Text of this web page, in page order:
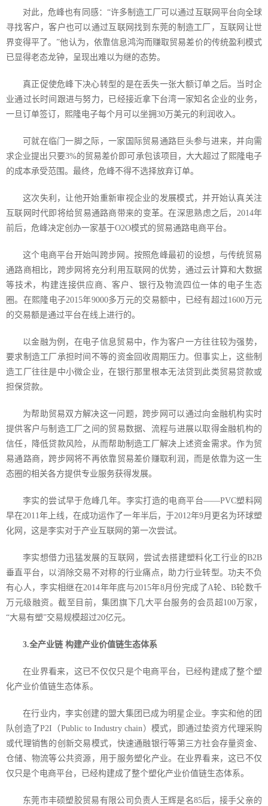
对此，危峰也有同感：“许多制造工厂可以通过互联网平台向全球
寻找客户，客户也可以通过互联网找到东莞的制造工厂，互联网让世
界变得平了。”他认为，依靠信息鸿沟而赚取贸易差价的传统盈利模式
已显得老态龙钟，呈现出难以为继的态势。
真正促使危峰下决心转型的是在丢失一张大额订单之后。当时企
业通过长时间跟进与努力，已经接近拿下台湾一家知名企业的业务，
一旦订单签订，熙隆电子每个月可以坐拥30万美元的利润收入。
可就在临门一脚之际，一家国际贸易通路巨头参与进来，并向需
求企业提出只要3%的贸易差价即可承包该项目，大大超过了熙隆电子
的成本承受范围。最终，危峰不得不选择放弃订单。
这次失利，让他开始重新审视企业的发展模式，并开始认真关注
互联网时代即将给贸易通路商带来的变革。在深思熟虑之后， 2014年
前后，危峰决定创办一家基于O2O模式的贸易通路电商平台。
这个电商平台开始叫跨步网。按照危峰最初的设想，与传统贸易
通路商相比，跨步网将充分利用互联网的优势，通过云计算和大数据
等技术，构建连接供应商、客户、银行及物流四位一体的电子生态
圈。在熙隆电子2015年9000多万元的交易额中，已经有超过1600 万元
的交易额是通过平台在线上进行的。
以金融为例，在电子信息贸易中，作为客户一方往往较为强势，
要求制造工厂承担时间不等的资金回收周期压力。但事实上，这些制
造工厂往往是中小微企业，在银行那里根本无法贷到此类贸易贷款或
担保贷款。
为帮助贸易双方解决这一问题，跨步网可以通过向金融机构实时
提供客户与制造工厂之间的贸易数据、流程与进展以取得金融机构的
信任，降低贷款风险，从而帮助制造工厂解决上述资金需求。作为贸
易通路商，跨步网将不再依靠贸易差价赚取利润，而是依靠为这一生
态圈的相关各方提供专业服务获得发展。
李实的尝试早于危峰几年。李实打造的电商平台——PVC塑料网
早在2011年上线，在成功运作了一年半后，于2012年9月更名为环球塑
化网，这是李实对于产业互联网的第一次尝试。
李实想借力迅猛发展的互联网，尝试去搭建塑料化工行业的B2B
垂直平台，以消除交易不对称的行业痛点，助力行业转型。功夫不负
有心人，李实相继在2014年年底与2015年8月份完成了A轮、 B轮数千
万元级融资。截至目前，集团旗下几大平台服务的会员超100 万家，
“大易有塑”交易规模超过20亿元。
3.全产业链 构建产业价值链生态体系
在业界看来，这已不仅仅只是个电商平台，已经构建成了整个塑
化产业价值链生态体系。
在行业内，李实创建的盟大集团已成为明星企业。李实和他的团
队创造了P2I （Public to Industry chain）模式，即通过垫资方代理采购
或代理销售的创新交易模式，快速通融银行等第三方社会存量资金、
仓储、物流等公共资源，用于服务塑化产业。在业界看来，这已不仅
仅只是个电商平台，已经构建成了整个塑化产业价值链生态体系。
东莞市丰硕塑胶贸易有限公司负责人王辉是名85后，接手父亲的